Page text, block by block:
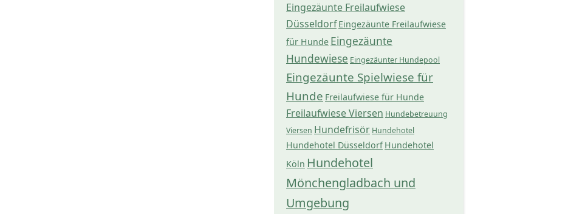
Eingezäunte Freilaufwiese
Düsseldorf Eingezäunte Freilaufwiese
für Hunde Eingezäunte
Hundewiese Eingezäunter Hundepool
Eingezäunte Spielwiese für
Hunde Freilaufwiese für Hunde
Freilaufwiese Viersen Hundebetreuung
Viersen Hundefrisör Hundehotel
Hundehotel Düsseldorf Hundehotel
Köln Hundehotel
Mönchengladbach und
Umgebung